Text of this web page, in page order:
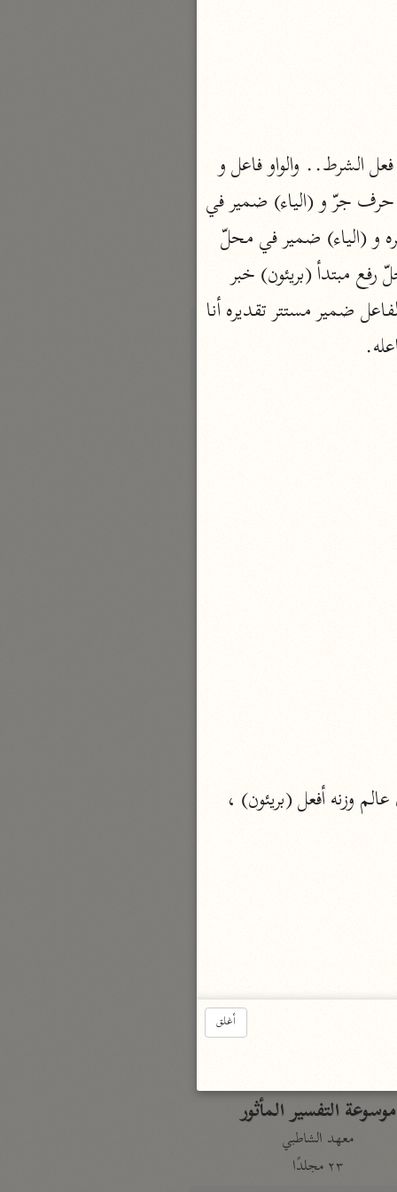
أبو بكر الجزائري (١٤٣٩ هـ)
نحو ٣ مجلدات
القرآن – تدبّر وعمل
شركة الخبرات الذكية
نحو ٣ مجلدات
تفسير القرآن الكريم
ابن عثيمين (١٤٢١ هـ)
النسفي (٧١٠ هـ)
نحو ٣ مجلدات
نحو مجلدين
موسوعة التفسير المأثور
معهد الشاطبي
٢٣ مجلدًا
(الواو) عاطفة (إن) حرف شرط جازم (كذّبوا) فعل ماض مبني على الضمّ في محلّ جزم فعل الشرط.. والواو فاعل و
محلّ جرّ متعلّق بخبر مقدّم (عمل) مبتدأ مؤخّر مرفوع وعلامة الرفع الضمّة المقدّرة على آخره و (الياء) ضمير في محلّ
جرّ مضاف إليه (الواو) عاطفة (لكم عملكم) مثل لي عملي، (أنتم) ضمير منفصل في محلّ رفع مبتدأ (بريئون) خبر
أغلق